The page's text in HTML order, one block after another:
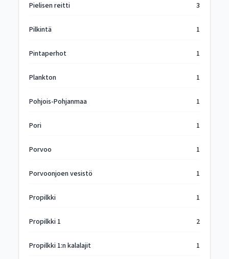
Pielisen reitti 3
Pilkintä 1
Pintaperhot 1
Plankton 1
Pohjois-Pohjanmaa 1
Pori 1
Porvoo 1
Porvoonjoen vesistö 1
Propilkki 1
Propilkki 1 2
Propilkki 1:n kalalajit 1